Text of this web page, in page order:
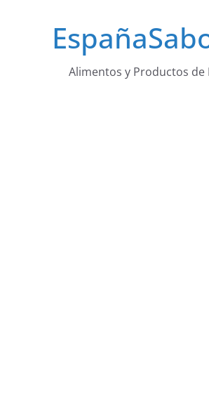
Alimentos y Productos de